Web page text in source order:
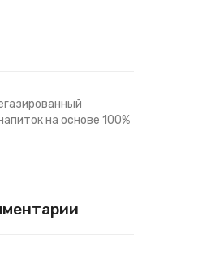
на основе 100%